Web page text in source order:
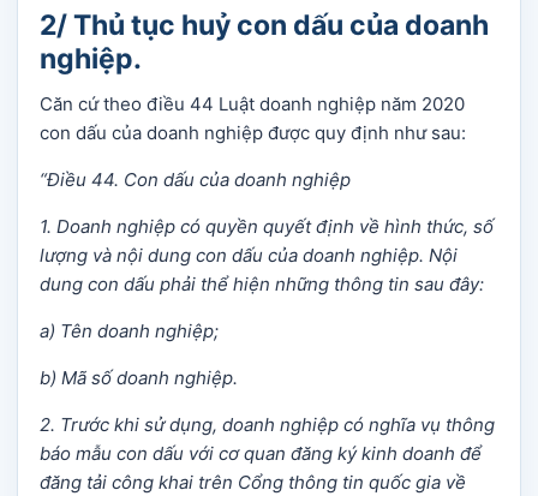
2/ Thủ tục huỷ con dấu của doanh
nghiệp.
Căn cứ theo điều 44 Luật doanh nghiệp năm 2020
con dấu của doanh nghiệp được quy định như sau:
“Điều 44. Con dấu của doanh nghiệp
1. Doanh nghiệp có quyền quyết định về hình thức, số
lượng và nội dung con dấu của doanh nghiệp. Nội
dung con dấu phải thể hiện những thông tin sau đây:
a) Tên doanh nghiệp;
b) Mã số doanh nghiệp.
2. Trước khi sử dụng, doanh nghiệp có nghĩa vụ thông
báo mẫu con dấu với cơ quan đăng ký kinh doanh để
đăng tải công khai trên Cổng thông tin quốc gia về